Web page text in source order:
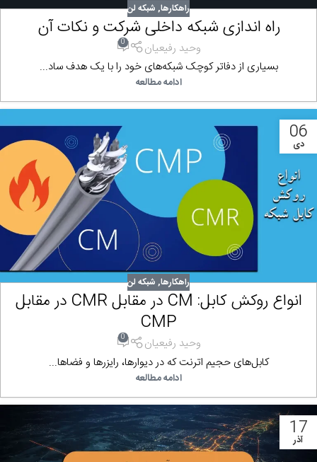
راهکارها, شبکه لن
راه اندازی شبکه داخلی شرکت و نکات آن
وحید رفیعیان 0
بسیاری از دفاتر کوچک شبکه‌های خود را با یک هدف ساد...
ادامه مطالعه
06
دی
راهکارها, شبکه لن
انواع روکش کابل: CM در مقابل CMR در مقابل
CMP
وحید رفیعیان 0
کابل‌های حجیم اترنت که در دیوارها، رایزرها و فضاها...
ادامه مطالعه
17
آذر